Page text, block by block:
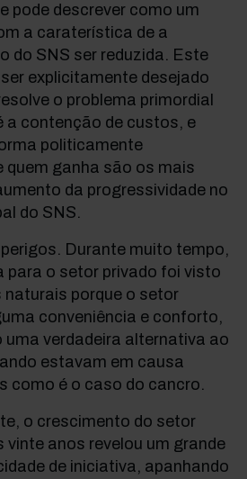
pode descrever como um
a caraterística de a
do SNS ser reduzida. Este
explicitamente desejado
o problema primordial
a contenção de custos, e
politicamente
quem ganha são os mais
da progressividade no
do SNS.
Durante muito tempo,
para o setor privado foi visto
porque o setor
conveniência e conforto,
verdadeira alternativa ao
estavam em causa
como é o caso do cancro.
o crescimento do setor
vinte anos revelou um grande
de iniciativa, apanhando